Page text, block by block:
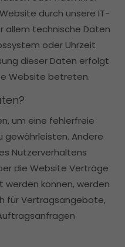
durch unsere IT-
allem technische Daten
oder Uhrzeit
dieser Daten erfolgt
Website betreten.
um eine fehlerfreie
gewährleisten. Andere
Nutzerverhaltens
die Website Verträge
können, werden
für Vertragsangebote,